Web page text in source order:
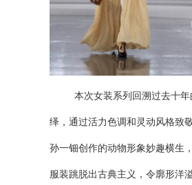
本次女装系列回溯过去十
绎，通过活力色调和灵动风格致
孙一钿创作的动物形象妙趣横生 ，
服装跳脱出古典主义，令廓形洋